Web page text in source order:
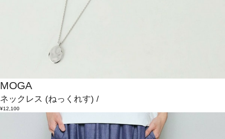
MOGA
ネックレス (ねっくれす) /
¥12,100